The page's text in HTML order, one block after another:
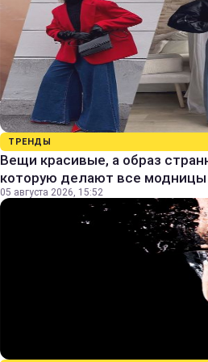
ТРЕНДЫ
Вещи красивые, а образ
которую делают все модницы
05 августа 2026, 15:52